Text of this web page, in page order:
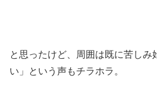
と思ったけど、周囲は既に苦しみ
い」という声もチラホラ。